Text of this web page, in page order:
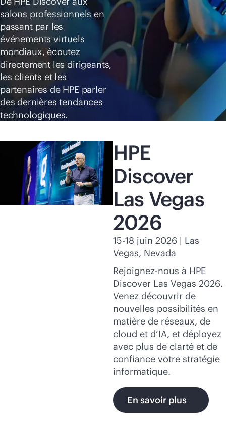
Acheter maintenant
salons professionnels en
passant par les
événements virtuels
mondiaux, écoutez
directement les dirigeants,
les clients et les
partenaires de HPE parler
des dernières tendances
technologiques.
HPE
Discover
Las Vegas
2026
15-18 juin 2026 | Las
Vegas, Nevada
Rejoignez-nous à HPE
Discover Las Vegas 2026.
Venez découvrir de
nouvelles possibilités en
matière de réseaux, de
cloud et d’IA, et déployez
avec plus de clarté et de
confiance votre stratégie
informatique.
En savoir plus